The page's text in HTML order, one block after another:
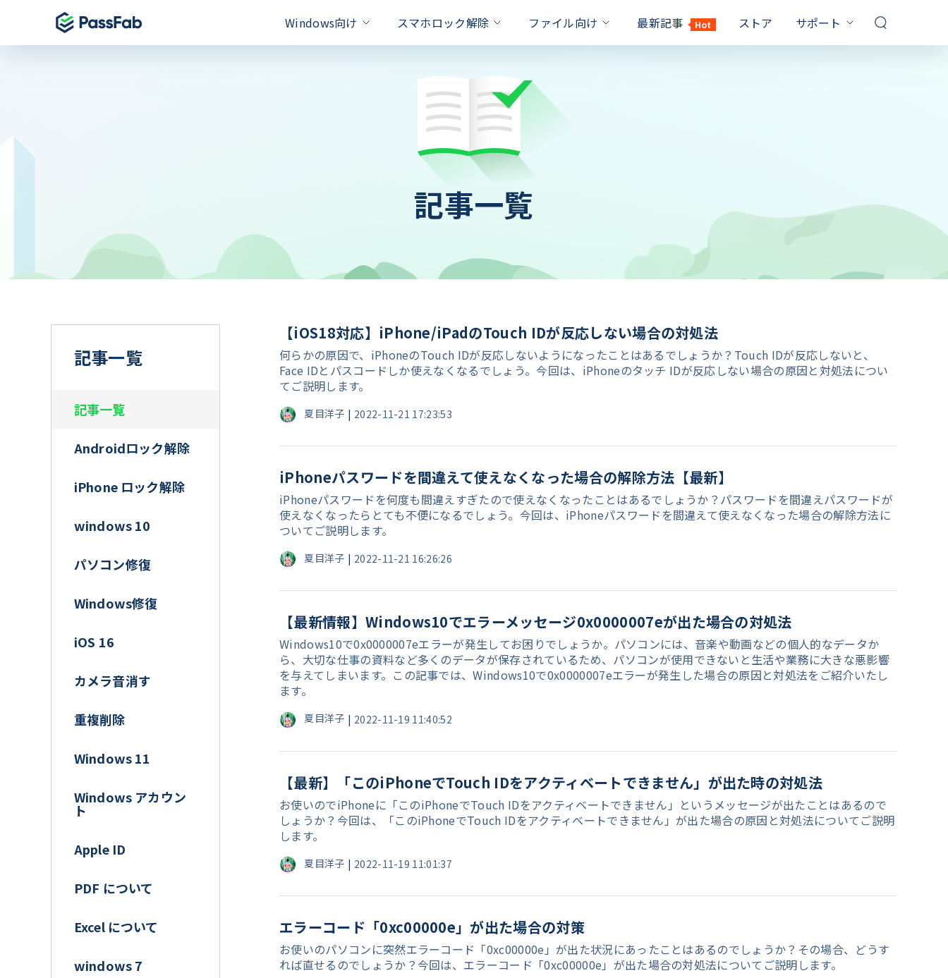
Windows向け
PassFab Duplicate File Deleter
重複ファイルを検出と削除
PassFab 4EasyPartition
システムを安全かつ迅速に移行
PassFab for ISO
iSOをUSB/CD/DVDに書き込む
PassFab Screen Recorder
PC画面のすべてをキャプチャ
パソコン 黒い 画面 白い 文字
スマホロック解除
Android画面ロック/SamsungFRPロックを解除
iCloudアクティベーションロックを即座に解除
PassFab iPhone Backup Unlock
最高のiPhoneバックアップロック解除ツール
PassFab iPhone Password Manager
対策
iPhone 画面 ロック 解除
Android パスワード 忘れた
iPhoneタッチパネルが反応しない時の対
ファイル向け
PassFab for RAR
パスワードで保護されたRARファイルを解除
PassFab for PPT
パワーポイントパスワードの回復を保証
PassFab for ZIP
最高の zip パスワード回復ツール
PassFab for PDF
100%のPDFパスワード解除率
エクセル シート 保護 解除
最新記事 Hot ストア サポート
記事一覧
記事一覧
記事一覧
Androidロック解除
iPhone ロック解除
windows 10
パソコン修復
Windows修復
iOS 16
カメラ音消す
重複削除
Windows 11
Windows アカウン
ト
Apple ID
PDF について
Excel について
windows 7
【iOS18対応】iPhone/iPadのTouch IDが反応しない場合の対処法
何らかの原因で、iPhoneのTouch IDが反応しないようになったことはあるでしょうか？Touch IDが反応しないと、
Face IDとパスコードしか使えなくなるでしょう。今回は、iPhoneのタッチ IDが反応しない場合の原因と対処法につい
てご説明します。
夏目洋子 | 2022-11-21 17:23:53
iPhoneパスワードを間違えて使えなくなった場合の解除方法【最新】
iPhoneパスワードを何度も間違えすぎたので使えなくなったことはあるでしょうか？パスワードを間違えパスワードが
使えなくなったらとても不便になるでしょう。今回は、iPhoneパスワードを間違えて使えなくなった場合の解除方法に
ついてご説明します。
夏目洋子 | 2022-11-21 16:26:26
【最新情報】Windows10でエラーメッセージ0x0000007eが出た場合の対処法
Windows10で0x0000007eエラーが発生してお困りでしょうか。パソコンには、音楽や動画などの個人的なデータか
ら、大切な仕事の資料など多くのデータが保存されているため、パソコンが使用できないと生活や業務に大きな悪影響
を与えてしまいます。この記事では、Windows10で0x0000007eエラーが発生した場合の原因と対処法をご紹介いたし
ます。
夏目洋子 | 2022-11-19 11:40:52
【最新】「このiPhoneでTouch IDをアクティベートできません」が出た時の対処法
お使いのでiPhoneに「このiPhoneでTouch IDをアクティベートできません」というメッセージが出たことはあるので
しょうか？今回は、「このiPhoneでTouch IDをアクティベートできません」が出た場合の原因と対処法についてご説明
します。
夏目洋子 | 2022-11-19 11:01:37
エラーコード「0xc00000e」が出た場合の対策
お使いのパソコンに突然エラーコード「0xc00000e」が出た状況にあったことはあるのでしょうか？その場合、どうす
れば直せるのでしょうか？今回は、エラーコード「0xc00000e」が出た場合の対処法についてご説明します。